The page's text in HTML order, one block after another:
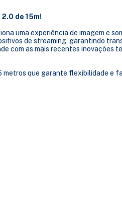
de 15m!
uma experiência de imagem e
de streaming, garantindo
com as mais recentes inovações
metros que garante flexibilidade e